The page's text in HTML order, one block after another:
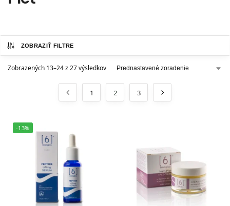
ZOBRAZIŤ FILTRE
Zobrazených 13–24 z 27 výsledkov
1 2 3
-13%